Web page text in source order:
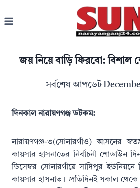
to
জয় নিয়ে বাড়ি ফিরবো: বিশাল
সর্বশেষ আপডেট
দিনকাল নারায়ণগঞ্জ ডটকম:
নারায়ণগঞ্জ-৩(সোনারগাঁও) আসনের
কায়সার হাসনাতের নির্বাচনী শোডাউন
ডিসেম্বর সোনারগাঁয়ে সাদিপুর
কায়সার হাসনাত। প্রতিদিনই সকাল থেকে